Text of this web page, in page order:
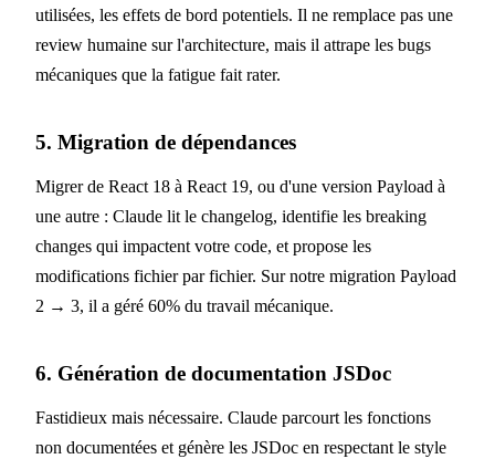
utilisées, les effets de bord potentiels. Il ne remplace pas une
review humaine sur l'architecture, mais il attrape les bugs
mécaniques que la fatigue fait rater.
5. Migration de dépendances
Migrer de React 18 à React 19, ou d'une version Payload à
une autre : Claude lit le changelog, identifie les breaking
changes qui impactent votre code, et propose les
modifications fichier par fichier. Sur notre migration Payload
2 → 3, il a géré 60% du travail mécanique.
6. Génération de documentation JSDoc
Fastidieux mais nécessaire. Claude parcourt les fonctions
non documentées et génère les JSDoc en respectant le style